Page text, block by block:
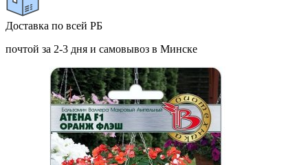
Доставка по всей РБ
почтой за 2-3 дня и самовывоз в Минске